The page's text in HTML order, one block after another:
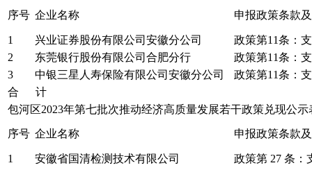
序号 企业名称 申报政策条款
1 兴业证券股份有限公司安徽分公司
政策第11条：
2
东莞银行股份有限公司合肥分行
政策第11条：
3
中银三星人寿保险有限公司安徽分公司
政策第11条：
合 计
包河区2023年第七批次推动经济高质量发展若干政策兑现公
序号 企业名称 申报政策条款
1 安徽省国清检测技术有限公司
政策第 27 条：